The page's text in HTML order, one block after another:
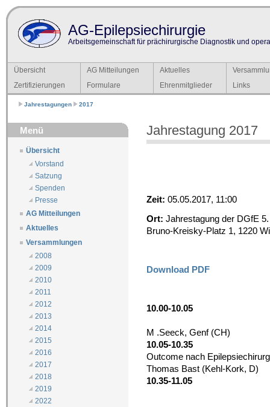
AG-Epilepsiechirurgie
Arbeitsgemeinschaft für prächirurgische Diagnostik und
Übersicht AG Mitteilungen Aktuelles
Zertifizierungen
Formulare Ehrenmitglieder Links
Jahrestagungen 2017
Menü
Übersicht
Vorstand
Satzung
Spenden
Presse
AG Mitteilungen
Aktuelles
Versammlungen
2008
2009
2010
2011
2012
2013
2014
2015
2016
2017
2018
2019
2022
Jahrestagung 2017
Zeit: 05.05.2017, 11:00
Ort: Jahrestagung der DGfE
Bruno-Kreisky-Platz 1, 1220
Download PDF
10.00-10.05
M .Seeck, Genf (CH)
10.05-10.35
Outcome nach
Thomas Bast (Kehl-Kork, D)
10.35-11.05